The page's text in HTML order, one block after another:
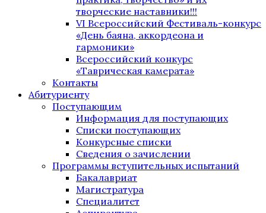
творческие наставники!!!
VI Всероссийский Фестиваль-конкурс
«День баяна, аккордеона и
гармоники»
Всероссийский конкурс
«Таврическая камерата»
Контакты
Абитуриенту
Поступающим
Информация для поступающих
Списки поступающих
Конкурсные списки
Сведения о зачислении
Программы вступительных испытаний
Бакалавриат
Магистратура
Специалитет